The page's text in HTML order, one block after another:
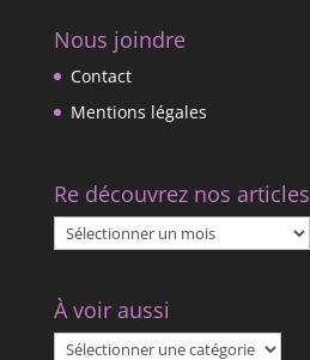
Nous joindre
Contact
Mentions légales
Re découvrez nos articles
Re
découvrez
articles
À voir aussi